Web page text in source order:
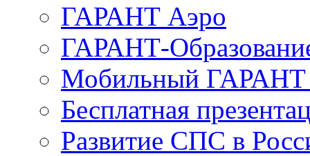
ГАРАНТ Аэро
ГАРАНТ-
Мобильный ГАРАНТ
Бесплатная
Развитие СПС в